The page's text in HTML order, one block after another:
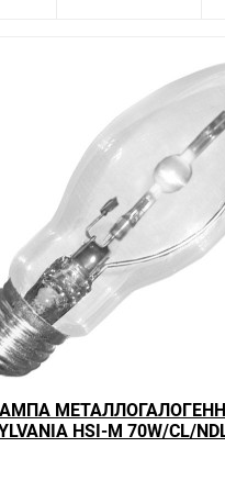
и качество продукции. Так
быть для Вас и ниже так
хорошие скидки для оптовых
большой выбор товаров
70-150W с
ценам. Уверены, что вы
то, что искали, потратив
поиск по позициям.
сертифицирован, отвечает
Мы работаем с проверенными
продаем товар от давно
себя брендов.
в любой город –
металлогалогенная
Е27 4200К 8000lm
HSI-M 70W/CL/